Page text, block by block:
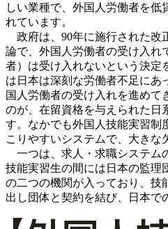
しい業種で、外国人労働者を低
れています。
政府は、90年に施行された改
論で、外国人労働者の受け入れ
者）は受け入れないという決定
は日本は深刻な労働者不足にあ
国人労働者の受け入れを進めて
のが、在留資格を与えられた日
す。なかでも外国人技能実習制
こりやすいシステムで、大きな
一つは、求人・求職システム
技能実習生の間には日本の監理
の二つの機関が入っており、技
出し団体と契約を結び、日本で